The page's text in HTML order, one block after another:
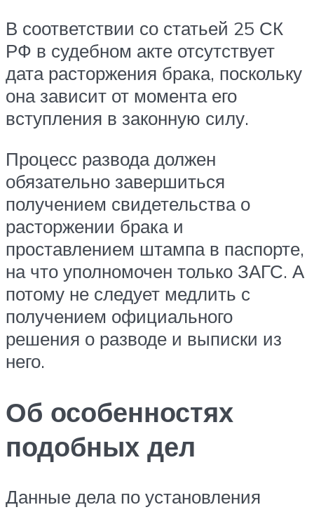
В соответствии со статьей 25 СК
РФ в судебном акте отсутствует
дата расторжения брака, поскольку
она зависит от момента его
вступления в законную силу.
Процесс развода должен
обязательно завершиться
получением свидетельства о
расторжении брака и
проставлением штампа в паспорте,
на что уполномочен только ЗАГС. А
потому не следует медлить с
получением официального
решения о разводе и выписки из
него.
Об особенностях
подобных дел
Данные дела по установления